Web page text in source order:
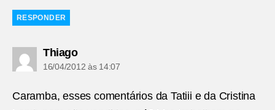
RESPONDER
Thiagodiz:
16/04/2012 às 14:07
Caramba, esses comentários da Tatiii e da Cristina